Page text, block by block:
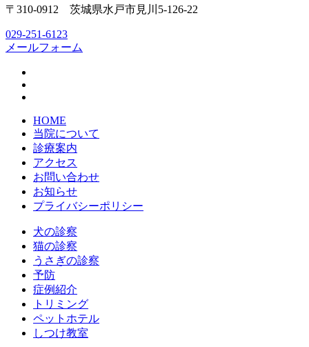
〒310-0912 茨城県水戸市見川5-126-22
029-251-6123
メールフォーム
HOME
当院について
診療案内
アクセス
お問い合わせ
お知らせ
プライバシーポリシー
犬の診察
猫の診察
うさぎの診察
予防
症例紹介
トリミング
ペットホテル
しつけ教室